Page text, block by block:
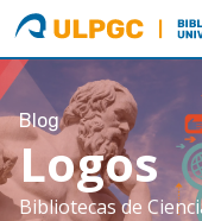
ULPGC
Blog
Logos
Bibliotecas de